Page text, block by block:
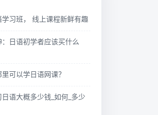
学习班， 线上课程新鲜有趣
日语初学者应该买什么
可以学日语网课？
语大概多少钱_如何_多少